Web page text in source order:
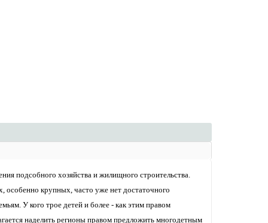
подсобного хозяйства и жилищного строительства.
особенно крупных, часто уже нет достаточного
У кого трое детей и более - как этим правом
наделить регионы правом предложить многодетным